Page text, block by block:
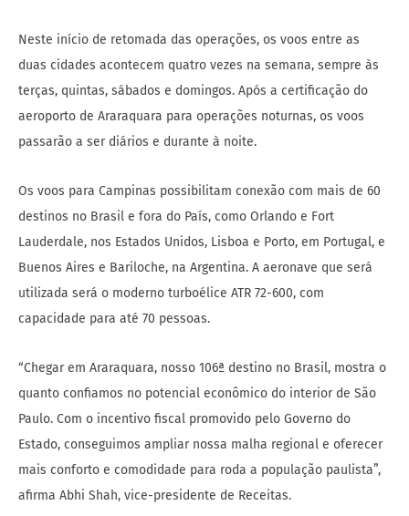
Neste início de retomada das operações, os voos entre as
duas cidades acontecem quatro vezes na semana, sempre às
terças, quintas, sábados e domingos. Após a certificação do
aeroporto de Araraquara para operações noturnas, os voos
passarão a ser diários e durante à noite.
Os voos para Campinas possibilitam conexão com mais de 60
destinos no Brasil e fora do País, como Orlando e Fort
Lauderdale, nos Estados Unidos, Lisboa e Porto, em Portugal, e
Buenos Aires e Bariloche, na Argentina. A aeronave que será
utilizada será o moderno turboélice ATR 72-600, com
capacidade para até 70 pessoas.
“Chegar em Araraquara, nosso 106ª destino no Brasil, mostra o
quanto confiamos no potencial econômico do interior de São
Paulo. Com o incentivo fiscal promovido pelo Governo do
Estado, conseguimos ampliar nossa malha regional e oferecer
mais conforto e comodidade para roda a população paulista”,
afirma Abhi Shah, vice-presidente de Receitas.